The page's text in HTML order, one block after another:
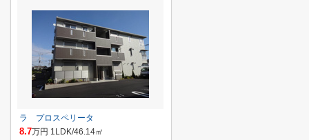
ラ プロスペリータ
8.7万円 1LDK/46.14㎡